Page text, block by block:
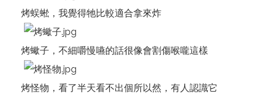
烤蜈蜙，我覺得牠比較適合拿來炸
烤蠍子，不細嚼慢嚥的話很像會割傷喉嚨這樣
烤怪物，看了半天看不出個所以然，有人認識它